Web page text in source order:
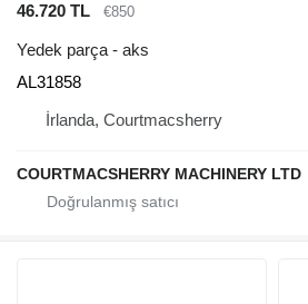
46.720 TL €850
Yedek parça - aks
AL31858
İrlanda, Courtmacsherry
COURTMACSHERRY MACHINERY LTD